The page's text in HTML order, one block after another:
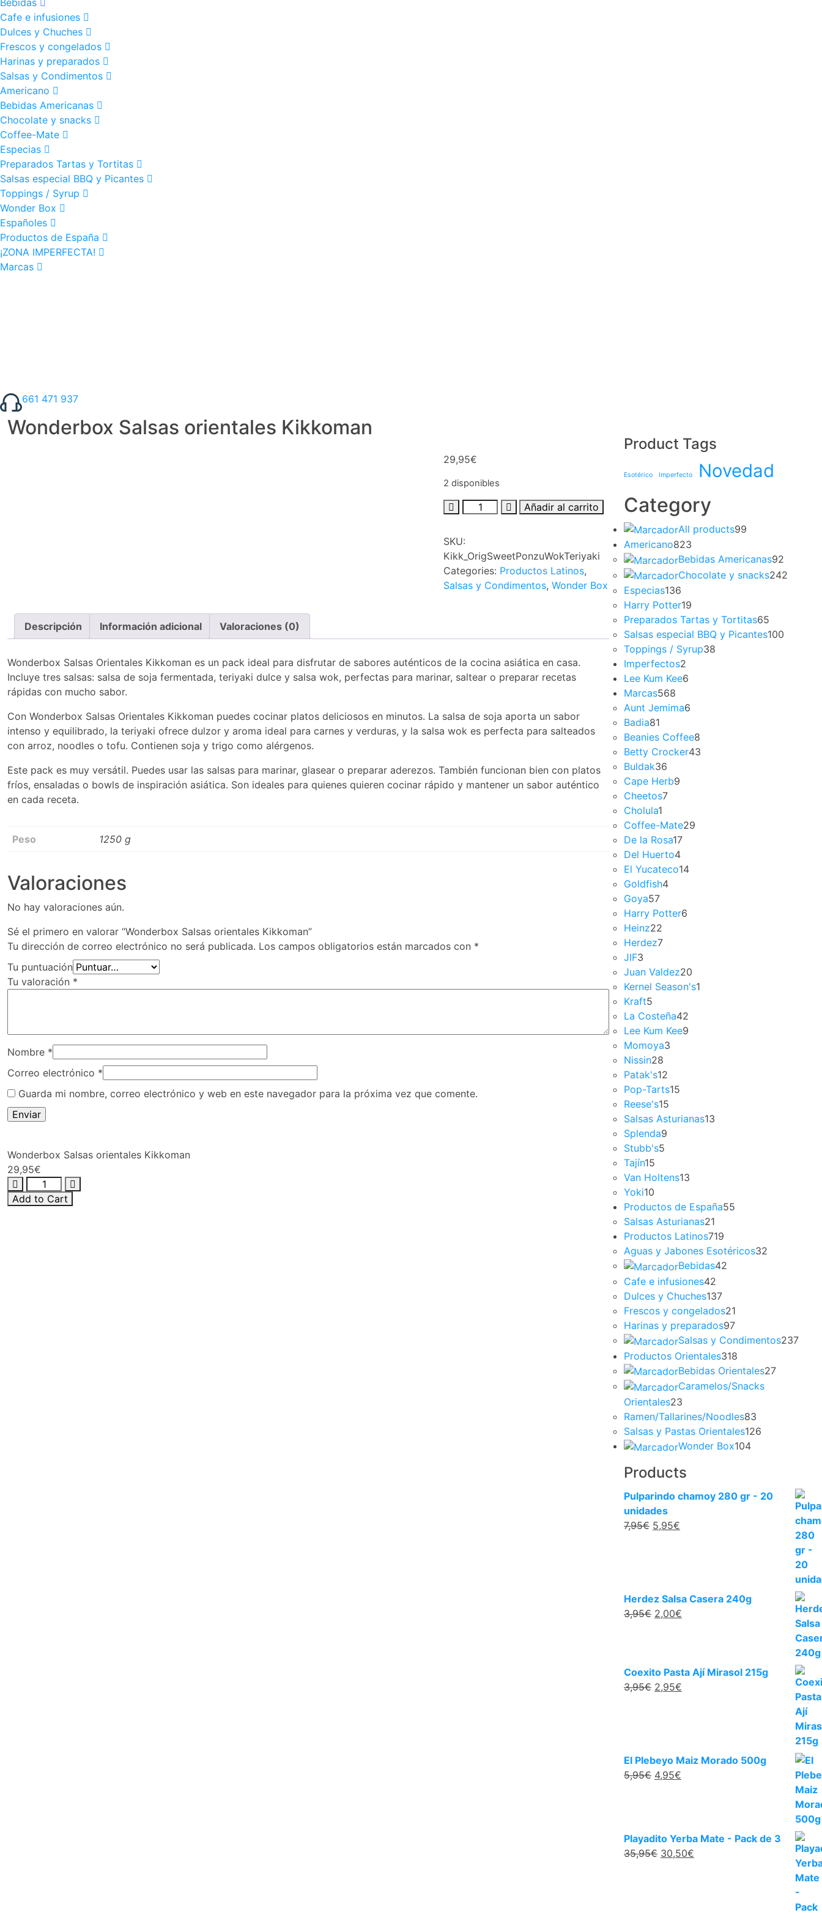
Cafe e infusiones
Dulces y Chuches
Frescos y congelados
Harinas y preparados
Salsas y Condimentos
Americano
Bebidas Americanas
Chocolate y snacks
Coffee-Mate
Especias
Preparados Tartas y Tortitas
Salsas especial BBQ y Picantes
Toppings / Syrup
Wonder Box
Españoles
Productos de España
¡ZONA IMPERFECTA!
Marcas
661 471 937
Wonderbox Salsas orientales Kikkoman
29,95€
2 disponibles
Añadir al carrito
SKU:
Kikk_OrigSweetPonzuWokTeriyaki
Categories: Productos Latinos,
Salsas y Condimentos,Wonder Box
Descripción Información adicional Valoraciones (0)
Wonderbox Salsas Orientales Kikkoman es un pack ideal para disfrutar de sabores auténticos de la cocina asiática en casa.
Incluye tres salsas: salsa de soja fermentada, teriyaki dulce y salsa wok, perfectas para marinar, saltear o preparar recetas
rápidas con mucho sabor.
Con Wonderbox Salsas Orientales Kikkoman puedes cocinar platos deliciosos en minutos. La salsa de soja aporta un sabor
intenso y equilibrado, la teriyaki ofrece dulzor y aroma ideal para carnes y verduras, y la salsa wok es perfecta para salteados
con arroz, noodles o tofu. Contienen soja y trigo como alérgenos.
Este pack es muy versátil. Puedes usar las salsas para marinar, glasear o preparar aderezos. También funcionan bien con platos
fríos, ensaladas o bowls de inspiración asiática. Son ideales para quienes quieren cocinar rápido y mantener un sabor auténtico
en cada receta.
Peso 1250 g
Valoraciones
No hay valoraciones aún.
Sé el primero en valorar “Wonderbox Salsas orientales Kikkoman”
Tu dirección de correo electrónico no será publicada. Los campos obligatorios están marcados con *
Tu puntuación
Tu valoración *
Nombre *
Correo electrónico *
Guarda mi nombre, correo electrónico y web en este navegador para la próxima vez que comente.
Wonderbox Salsas orientales Kikkoman
29,95€
Add to Cart
Product Tags
Esotérico Imperfecto Novedad
Category
All products99
Americano823
Bebidas Americanas92
Chocolate y snacks242
Especias136
Harry Potter19
Preparados Tartas y Tortitas65
Salsas especial BBQ y Picantes100
Toppings / Syrup38
Imperfectos2
Lee Kum Kee6
Marcas568
Aunt Jemima6
Badia81
Beanies Coffee8
Betty Crocker43
Buldak36
Cape Herb9
Cheetos7
Cholula1
Coffee-Mate29
De la Rosa17
Del Huerto4
El Yucateco14
Goldfish4
Goya57
Harry Potter6
Heinz22
Herdez7
JIF3
Juan Valdez20
Kernel Season's1
Kraft5
La Costeña42
Lee Kum Kee9
Momoya3
Nissin28
Patak's12
Pop-Tarts15
Reese's15
Salsas Asturianas13
Splenda9
Stubb's5
Tajín15
Van Holtens13
Yoki10
Productos de España55
Salsas Asturianas21
Productos Latinos719
Aguas y Jabones Esotéricos32
Bebidas42
Cafe e infusiones42
Dulces y Chuches137
Frescos y congelados21
Harinas y preparados97
Salsas y Condimentos237
Productos Orientales318
Bebidas Orientales27
Caramelos/Snacks
Orientales23
Ramen/Tallarines/Noodles83
Salsas y Pastas Orientales126
Wonder Box104
Products
Pulparindo chamoy 280 gr - 20
unidades
7,95€ 5,95€
Herdez Salsa Casera 240g
3,95€ 2,00€
Coexito Pasta Ají Mirasol 215g
3,95€ 2,95€
El Plebeyo Maiz Morado 500g
5,95€ 4,95€
Playadito Yerba Mate - Pack de 3
35,95€ 30,50€